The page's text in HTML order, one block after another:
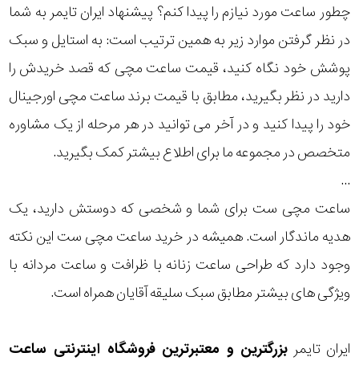
چطور ساعت مورد نیازم را پیدا کنم؟ پیشنهاد ایران تایمر به شما
در نظر گرفتن موارد زیر به همین ترتیب است: به استایل و سبک
پوشش خود نگاه کنید، قیمت ساعت مچی که قصد خریدش را
دارید در نظر بگیرید، مطابق با قیمت برند ساعت مچی اورجینال
خود را پیدا کنید و در آخر می توانید در هر مرحله از یک مشاوره
متخصص در مجموعه ما برای اطلاع بیشتر کمک بگیرید.
...
ساعت مچی ست برای شما و شخصی که دوستش دارید، یک
هدیه ماندگار است. همیشه در خرید ساعت مچی ست این نکته
وجود دارد که طراحی ساعت زنانه با ظرافت و ساعت مردانه با
ویژگی های بیشتر مطابق سبک سلیقه آقایان همراه است.
ایران تایمر بزرگترین و معتبرترین فروشگاه اینترنتی ساعت
متی
مازراتی
نمایش
رده
محدوده
عرض
قاب
طرح
صفحه
مقاوم